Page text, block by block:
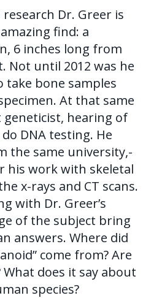
Dr. Greer is
find: a
6 inches long from
Not until 2012 was he
take bone samples
At that same
hearing of
DNA testing. He
the same university,-
his work with skeletal
x-rays and CT scans.
with Dr. Greer’s
of the subject bring
answers. Where did
come from? Are
does it say about
species?